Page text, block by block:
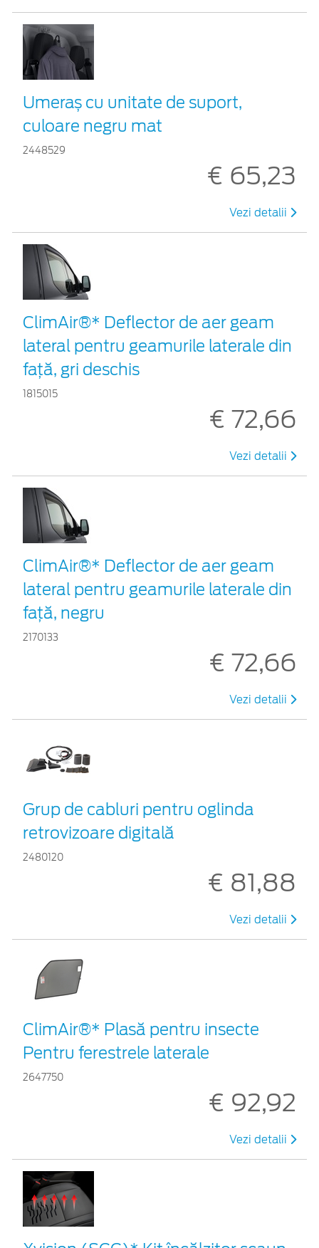
Umeraș cu unitate de suport,
culoare negru mat
2448529
€ 65,23
Vezi detalii
ClimAir®* Deflector de aer geam
lateral pentru geamurile laterale din
faţă, gri deschis
1815015
€ 72,66
Vezi detalii
ClimAir®* Deflector de aer geam
lateral pentru geamurile laterale din
faţă, negru
2170133
€ 72,66
Vezi detalii
Grup de cabluri pentru oglinda
retrovizoare digitală
2480120
€ 81,88
Vezi detalii
ClimAir®* Plasă pentru insecte
Pentru ferestrele laterale
2647750
€ 92,92
Vezi detalii